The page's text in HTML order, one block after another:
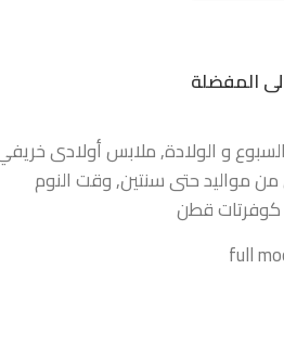
المفضلة
و الولادة,ملابس أولادى
مواليد حتى سنتين,وقت النوم
كوفرتات قطن
full